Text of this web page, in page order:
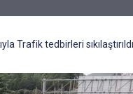
Trafik tedbirleri sıkılaştırıldı